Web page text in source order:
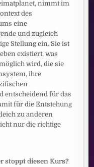
nimmt im
des
eine
und zugleich
Stellung ein. Sie ist
existiert, was
wird, die sie
ihre
entscheidend für das
für die Entstehung
zu anderen
nur die richtige
stoppt diesen Kurs?